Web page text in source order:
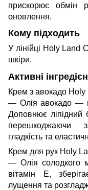
прискорює обмін
оновлення.
Кому підходить
У лінійці Holy Land
шкіри.
Активні
Крем з авокадо
— Олія авокадо —
Доповнює ліпідний
перешкоджаючи
гладкість та
Крем для рук Holy
— Олія солодкого
вітамін E,
лущення та